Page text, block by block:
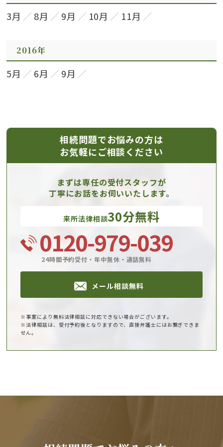
3月 8月 9月 10月 11月
2016年
5月 6月 9月
相続問題でお悩みの方は
お気軽にご相談ください
まずは専任の受付スタッフが
丁寧にお話をお伺いいたします。
来所法律相談30分無料
0120-979-039
24時間予約受付・年中無休・通話無料
メール相談無料
※事案により無料法律相談に対応できない場合がございます。
※法律相談は、受付予約後となりますので、直接弁護士にはお繋ぎできま
せん。